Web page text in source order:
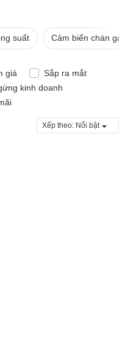
suất Cảm biến chân ga
giá
Sắp ra mắt
kinh doanh
Xếp theo: Nổi bật